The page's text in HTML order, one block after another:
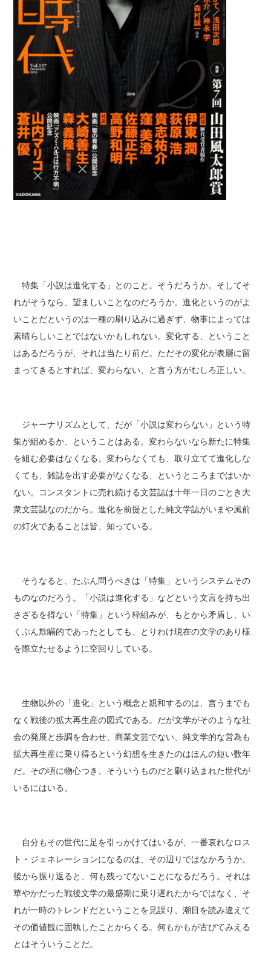
特集「小説は進化する」とのこと。そうだろうか。そしてそ
れがそうなら、望ましいことなのだろうか。進化というのがよ
いことだというのは一種の刷り込みに過ぎず、物事によっては
素晴らしいことではないかもしれない。変化する、ということ
はあるだろうが、それは当たり前だ。ただその変化が表層に留
まってきるとすれば、変わらない、と言う方がむしろ正しい。
ジャーナリズムとして、だが「小説は変わらない」という特
集が組めるか、ということはある。変わらないなら新たに特集
を組む必要はなくなる。変わらなくても、取り立てて進化しな
くても、雑誌を出す必要がなくなる、というところまではいか
ない。コンスタントに売れ続ける文芸誌は十年一日のごとき大
衆文芸誌なのだから。進化を前提とした純文学誌がいまや風前
の灯火であることは皆、知っている。
そうなると、たぶん問うべきは「特集」というシステムその
ものなのだろう。「小説は進化する」などという文言を持ち出
さざるを得ない「特集」という枠組みが、もとから矛盾し、い
くぶん欺瞞的であったとしても、とりわけ現在の文学のあり様
を際立たせるように空回りしている。
生物以外の「進化」という概念と親和するのは、言うまでも
なく戦後の拡大再生産の図式である。だが文学がそのような社
会の発展と歩調を合わせ、商業文芸でない、純文学的な営為も
拡大再生産に乗り得るという幻想を生きたのはほんの短い数年
だ。その頃に物心つき、そういうものだと刷り込まれた世代が
いるにはいる。
自分もその世代に足を引っかけてはいるが、一番哀れなロス
ト・ジェネレーションになるのは、その辺りではなかろうか。
後から振り返ると、何も残ってないことになるだろう。それは
華やかだった戦後文学の最盛期に乗り遅れたからではなく、そ
れが一時のトレンドだということを見誤り、潮目を読み違えて
その価値観に固執したことからくる。何もかもが古びてみえる
とはそういうことだ。